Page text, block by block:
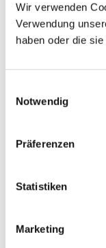
Wir verwenden
Verwendung
haben oder die
Notwendig
Präferenzen
Statistiken
Marketing